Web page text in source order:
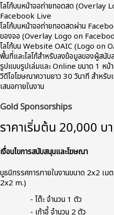
โลโก้บนหน้าจอถ่ายทอดสด (Overlay
Facebook Live
โลโก้บนหน้าจอถ่ายทอดสดผ่าน
ของจอ (Overlay Logo on
โลโก้บน Website OAIC (Logo on
พื้นที่และโลโก้สำหรับลงข้อมูลของผู้สนั
รูปแบบรูปเล่มและ Online ขนาด 1 หน้
วิดีโอโฆษณาความยาว 30 วินาที สำหรับ
เสนอภายในงาน
Gold Sponsorships
ราคาเริ่มต้น 20,000 บ
เงื่อนไขการสนับสนุนและโฆษณา
บูธนิทรรศการภายในงานขนาด 2x2 เ
2x2 m.)
- โต๊ะ จำนวน 1 ตัว
- เก้าอี้ จำนวน 2 ตัว